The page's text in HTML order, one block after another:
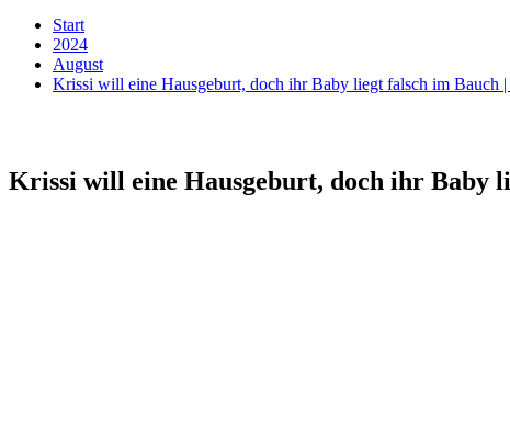
Start
2024
August
Krissi will eine Hausgeburt, doch ihr Baby liegt falsch im Bauch |
Krissi will eine Hausgeburt, doch ihr Baby